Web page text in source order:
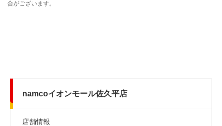
namcoイオンモール佐久平店
店舗情報